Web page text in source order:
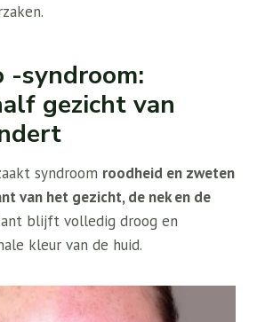
-syndroom:
gezicht van
syndroom roodheid en zweten
van het gezicht, de nek en de
blijft volledig droog en
kleur van de huid.